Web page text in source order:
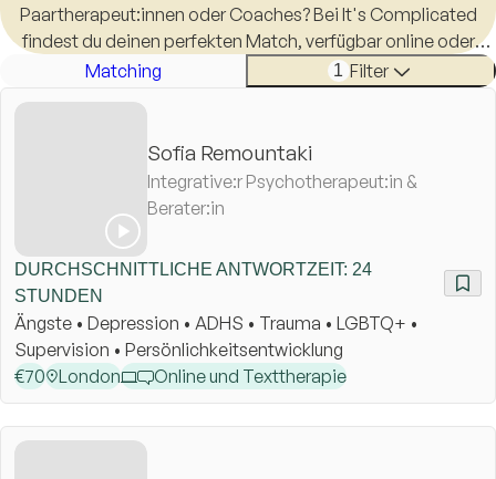
Paartherapeut:innen oder Coaches? Bei It's Complicated
findest du deinen perfekten Match, verfügbar online oder
persönlich vor Ort. Das Leben ist schon kompliziert genug,
eine:n Englisch-sprachige:n Therapeut:in zu finden sollte es
Matching 1 Filter
Sofia Remountaki
Integrative:r Psychotherapeut:in &
Berater:in
DURCHSCHNITTLICHE ANTWORTZEIT: 24
STUNDEN
Ängste • Depression • ADHS • Trauma • LGBTQ+ •
Supervision • Persönlichkeitsentwicklung
€70 London Online und Texttherapie